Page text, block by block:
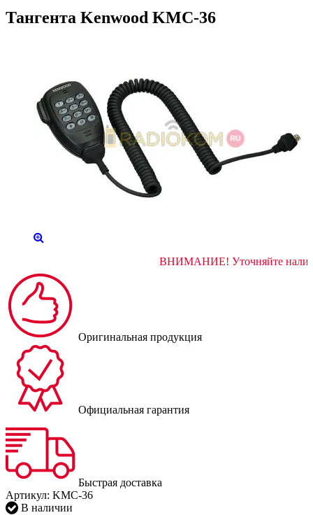
Тангента Kenwood KMC-36
ВНИМАНИЕ! Уточняйте
Оригинальная продукция
Официальная гарантия
Быстрая доставка
Артикул: KMC-36
В наличии